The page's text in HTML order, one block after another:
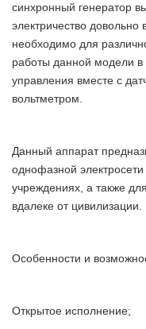
синхронный генератор
электричество довольно
необходимо для
работы данной модели в
управления вместе с
вольтметром.
Данный аппарат
однофазной
учреждениях, а также
вдалеке от цивилизации.
Особенности и
Открытое исполнение;